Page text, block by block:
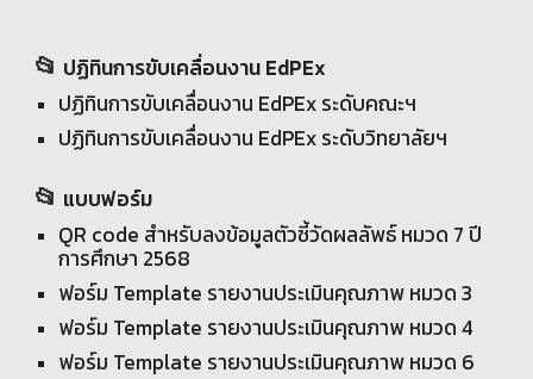
📂 ปฏิทินการขับเคลื่อนงาน EdPEx
ปฏิทินการขับเคลื่อนงาน EdPEx ระดับคณะฯ
ปฏิทินการขับเคลื่อนงาน EdPEx ระดับวิทยาลัยฯ
📂 แบบฟอร์ม
QR code สำหรับลงข้อมูลตัวชี้วัดผลลัพธ์ หมวด 7ปี
การศึกษา 2568
ฟอร์ม Template รายงานประเมินคุณภาพ หมวด 3
ฟอร์ม Template รายงานประเมินคุณภาพ หมวด4
ฟอร์ม Template รายงานประเมินคุณภาพ หมวด 6